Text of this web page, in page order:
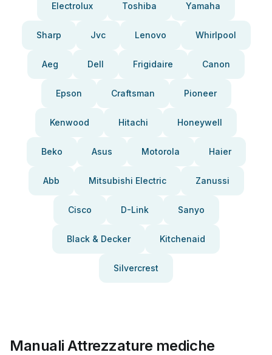
Electrolux Toshiba Yamaha
Sharp Jvc Lenovo Whirlpool
Aeg Dell Frigidaire Canon
Epson Craftsman Pioneer
Kenwood Hitachi Honeywell
Beko Asus Motorola Haier
Abb Mitsubishi Electric Zanussi
Cisco D-Link Sanyo
Black & Decker Kitchenaid
Silvercrest
Manuali Attrezzature mediche